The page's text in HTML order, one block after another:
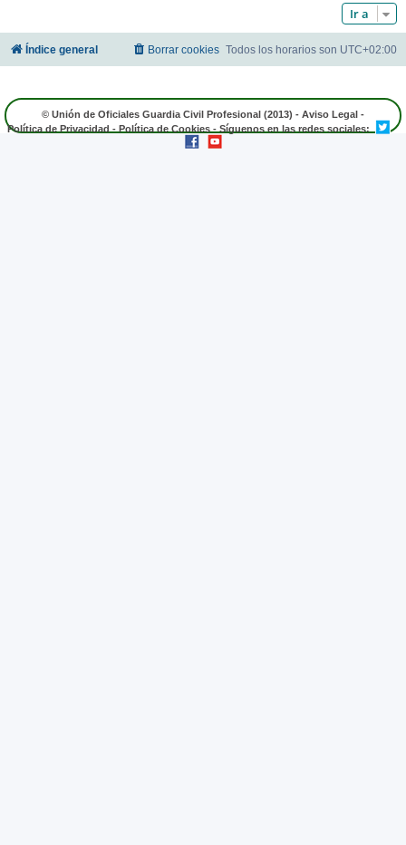
Ir a
Índice general Todos los horarios son UTC+02:00
Borrar cookies
© Unión de Oficiales Guardia Civil Profesional (2013) - Aviso Legal -
Política de Privacidad - Política de Cookies - Síguenos en las redes sociales: